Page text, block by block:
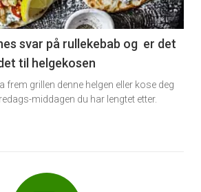
svar på rullekebab og er det
til helgekosen
frem grillen denne helgen eller kose deg
middagen du har lengtet etter.